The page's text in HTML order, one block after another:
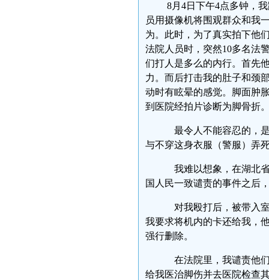
8月4日下午4点多钟，
员用摄像机将围观群众和我
为。此时，为了真实拍下他
法院人员时，突然10多名法
们打人是多么的内行。首先
力。而后打击我的肚子和颈
动时有眩晕的感觉。脚面肿
到医院经拍片诊断为脚骨折
最令人不能容忍的，
与不穿这身衣服（警服）弄
我难以想象，在湖北
国人民一致谴责的事件之后
对我殴打后，被带入
我要求将机内的卡还给我，
强行删除。
在法院里，我谴责他
给我医治脚伤并去医院检查